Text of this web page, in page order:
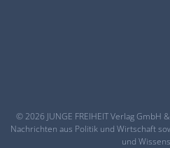
© 2026 JUNGE FREIHEIT Verlag GmbH
Nachrichten aus Politik und Wirtschaft
und